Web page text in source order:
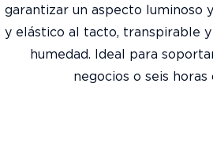
garantizar un aspecto luminoso
y elástico al tacto, transpirable
humedad. ​Ideal para
negocios o seis horas